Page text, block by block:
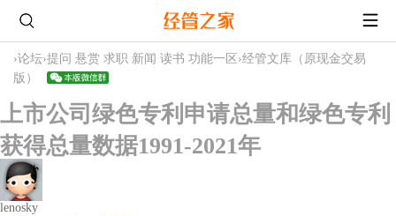
›论坛›提问 悬赏 求职 新闻 读书 功能一区 ›经管文库（原现金交易
版）
上市公司绿色专利申请总量和绿色专利
获得总量数据1991-2021年
lenosky